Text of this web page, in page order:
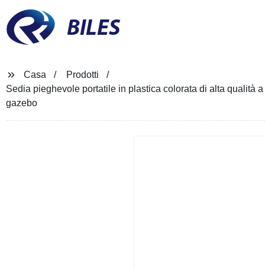
BILES
Casa
Prodotti
Sedia pieghevole portatile in plastica colorata di alta qualità
gazebo